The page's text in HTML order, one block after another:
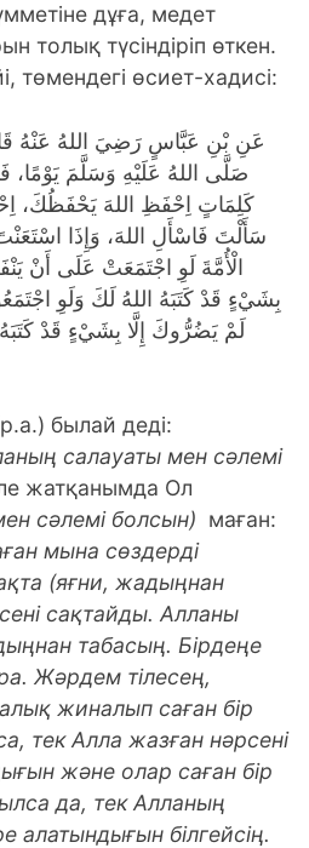
дұға, медет
толық түсіндіріп өткен.
төмендегі өсиет-хадисі:
صَلَّى اللهُ عَلَيْهِ وَسَلَّمَ يَوْمًا،
كَلِمَاتٍ اِحْفَظِ اللهَ يَحْفَظُكَ،
سَأَلْتَ فَاسْأَلِ اللهَ، وَإِذَا
الْأُمَّةَ لَوِ اجْتَمَعَتْ عَلَى أَنْ
بِشَيْءٍ قَدْ كَتَبَهُ اللهُ لَكَ وَلَوِ
لَمْ يَضُرُّوكَ إِلَّا بِشَيْءٍ قَدْ كَتَبَهُ
былай деді:
салауаты мен сәлемі
жатқанымда Ол
сәлемі болсын) маған:
мына сөздерді
(яғни, жадыңнан
сақтайды. Алланы
табасың. Бірдеңе
Жәрдем тілесең,
жиналып саған бір
тек Алла жазған нәрсені
және олар саған бір
да, тек Алланың
алатындығын білгейсің.